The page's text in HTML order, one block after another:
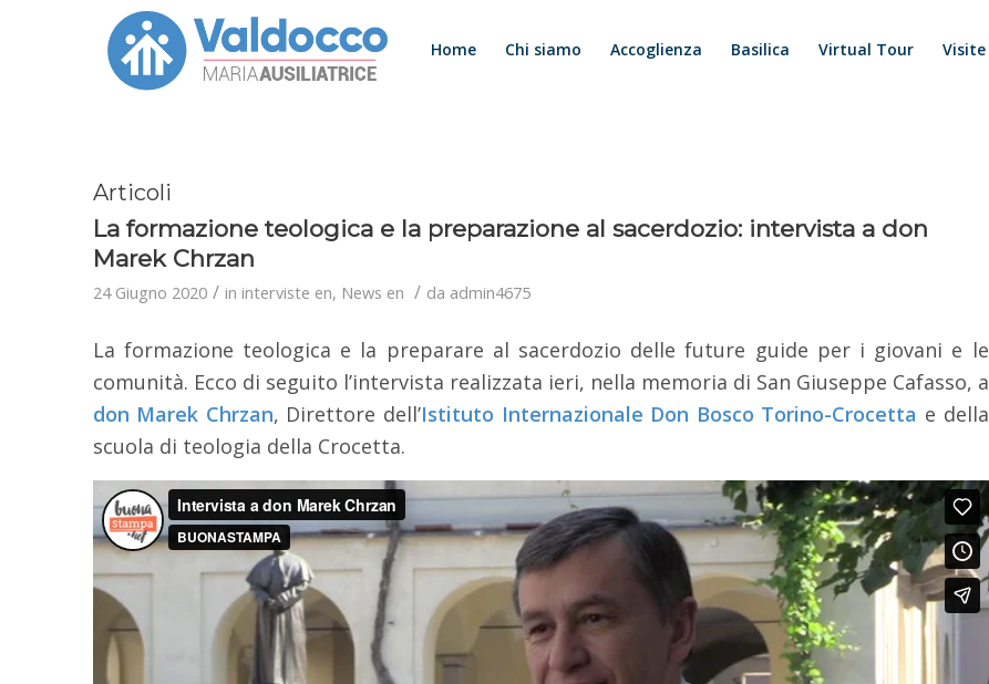
Home Chi siamo Accoglienza Basilica Virtual Tour Visite
Articoli
La formazione teologica e la preparazione al sacerdozio: intervista a don
Marek Chrzan
24 Giugno 2020 / in interviste en, News en / da admin4675
La formazione teologica e la preparare al sacerdozio delle future guide per i giovani e le
comunità. Ecco di seguito l’intervista realizzata ieri, nella memoria di San Giuseppe Cafasso, a
don Marek Chrzan, Direttore dell’Istituto Internazionale Don Bosco Torino-Crocetta e della
scuola di teologia della Crocetta.